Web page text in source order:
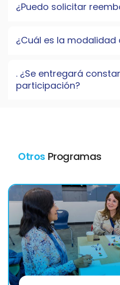
¿Puedo solicitar
¿Cuál es la modalidad
. ¿Se entregará
participación?
Otros Programas